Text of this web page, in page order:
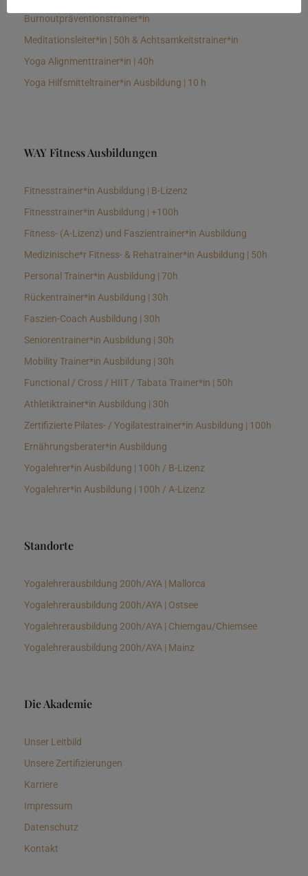
Burnoutpräventionstrainer*in
Meditationsleiter*in | 50h & Achtsamkeitstrainer*in
Yoga Alignmenttrainer*in | 40h
Yoga Hilfsmitteltrainer*in Ausbildung | 10 h
WAY Fitness Ausbildungen
Fitnesstrainer*in Ausbildung | B-Lizenz
Fitnesstrainer*in Ausbildung | +100h
Fitness- (A-Lizenz) und Faszientrainer*in Ausbildung
Medizinische*r Fitness- & Rehatrainer*in Ausbildung | 50h
Personal Trainer*in Ausbildung | 70h
Rückentrainer*in Ausbildung | 30h
Faszien-Coach Ausbildung | 30h
Seniorentrainer*in Ausbildung | 30h
Mobility Trainer*in Ausbildung | 30h
Functional / Cross / HIIT / Tabata Trainer*in | 50h
Athletiktrainer*in Ausbildung | 30h
Zertifizierte Pilates- / Yogilatestrainer*in Ausbildung | 100h
Ernährungsberater*in Ausbildung
Yogalehrer*in Ausbildung | 100h / B-Lizenz
Yogalehrer*in Ausbildung | 100h / A-Lizenz
Standorte
Yogalehrerausbildung 200h/AYA | Mallorca
Yogalehrerausbildung 200h/AYA | Ostsee
Yogalehrerausbildung 200h/AYA | Chiemgau/Chiemsee
Yogalehrerausbildung 200h/AYA | Mainz
Die Akademie
Unser Leitbild
Unsere Zertifizierungen
Karriere
Impressum
Datenschutz
Kontakt